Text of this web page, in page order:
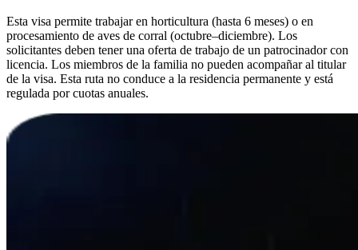
Esta visa permite trabajar en horticultura (hasta 6 meses) o en
procesamiento de aves de corral (octubre–diciembre). Los
solicitantes deben tener una oferta de trabajo de un patrocinador con
licencia. Los miembros de la familia no pueden acompañar al titular
de la visa. Esta ruta no conduce a la residencia permanente y está
regulada por cuotas anuales.